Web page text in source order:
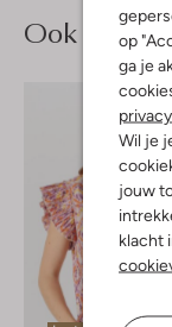
op
ga je
Wil je
jouw
klacht
Ook iets